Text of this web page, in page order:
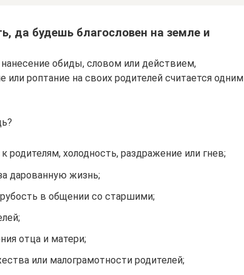
да будешь благословен на земле и
обиды, словом или действием,
или роптание на своих родителей считается одним
холодность, раздражение или гнев;
дарованную жизнь;
в общении со старшими;
отца и матери;
или малограмотности родителей;